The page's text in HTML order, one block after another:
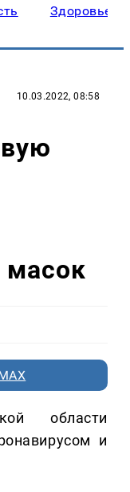
Здоровье
10.03.2022, 08:58
масок
области
и